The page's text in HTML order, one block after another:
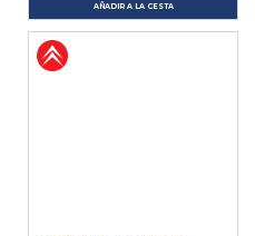
AÑADIR A LA CESTA